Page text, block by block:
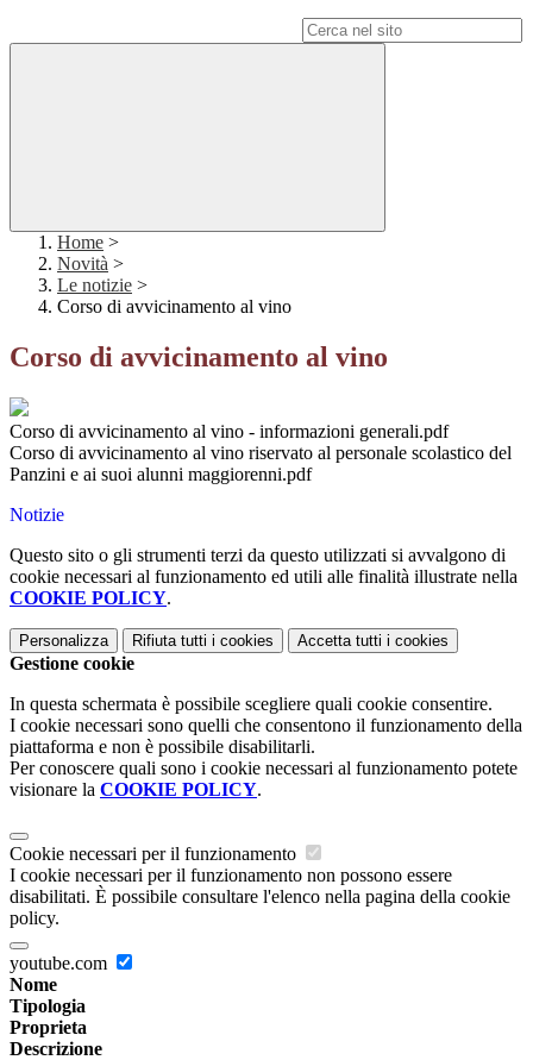
Home >
Novità >
Le notizie >
Corso di avvicinamento al vino
Corso di avvicinamento al vino
Corso di avvicinamento al vino - informazioni generali.pdf
Corso di avvicinamento al vino riservato al personale scolastico del
Panzini e ai suoi alunni maggiorenni.pdf
Notizie
Questo sito o gli strumenti terzi da questo utilizzati si avvalgono di
cookie necessari al funzionamento ed utili alle finalità illustrate nella
COOKIE POLICY.
Personalizza Rifiuta tutti i cookies Accetta tutti i cookies
Gestione cookie
In questa schermata è possibile scegliere quali cookie consentire.
I cookie necessari sono quelli che consentono il funzionamento della
piattaforma e non è possibile disabilitarli.
Per conoscere quali sono i cookie necessari al funzionamento potete
visionare la COOKIE POLICY.
Cookie necessari per il funzionamento
I cookie necessari per il funzionamento non possono essere
disabilitati. È possibile consultare l'elenco nella pagina della cookie
policy.
youtube.com
Nome
Tipologia
Proprieta
Descrizione